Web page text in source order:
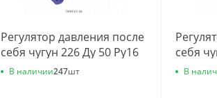
Регулятор давления после
себя чугун 226 Ду 50 Ру16
фл 0.4-7 Kvs=32м3/ч
В наличии247шт
себя
фл 0.4-
В